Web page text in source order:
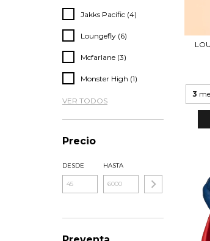
Jakks Pacific (4)
Loungefly (6)
Mcfarlane (3)
Monster High (1)
VER TODOS
Precio
DESDE HASTA
3